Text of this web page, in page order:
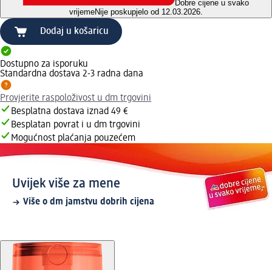
Dobre cijene u svako
vrijemeNije poskupjelo od 12.03.2026.
Dodaj u košaricu
Dostupno za isporuku
Standardna dostava 2-3 radna dana
Provjerite raspoloživost u dm trgovini
Besplatna dostava iznad 49 €
Besplatan povrat i u dm trgovini
Mogućnost plaćanja pouzećem
Uvijek više za mene
Više o dm jamstvu dobrih cijena